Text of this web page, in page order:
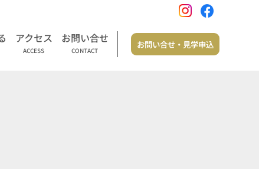
アクセス
ACCESS
お問い合せ
CONTACT
お問い合せ・見学申込